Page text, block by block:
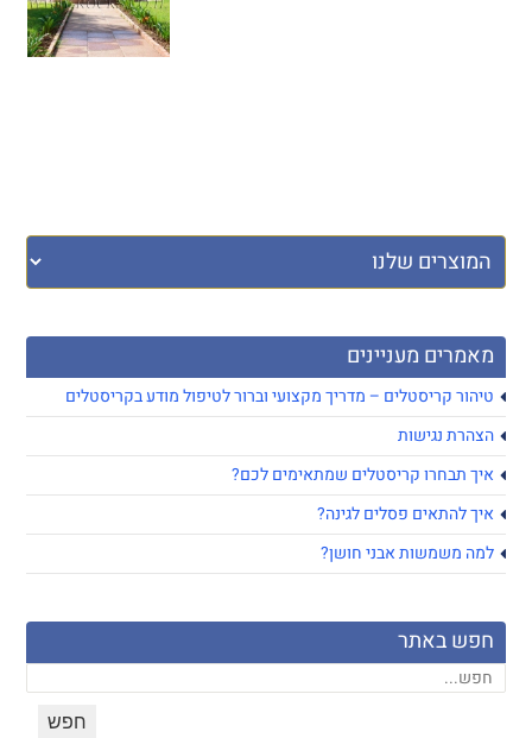
מאמרים מעניינים
טיהור קריסטלים – מדריך מקצועי וברור לטיפול מודע בקריסטלים
הצהרת נגישות
איך תבחרו קריסטלים שמתאימים לכם?
איך להתאים פסלים לגינה?
למה משמשות אבני חושן?
חפש באתר